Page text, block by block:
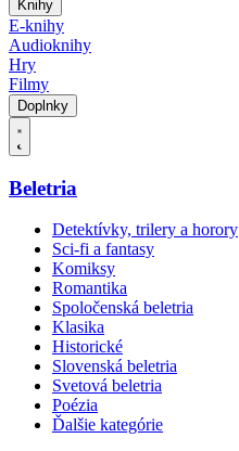
Knihy
E-knihy
Audioknihy
Hry
Filmy
Doplnky
Beletria
Detektívky, trilery a horory
Sci-fi a fantasy
Komiksy
Romantika
Spoločenská beletria
Klasika
Historické
Slovenská beletria
Svetová beletria
Poézia
Ďalšie kategórie